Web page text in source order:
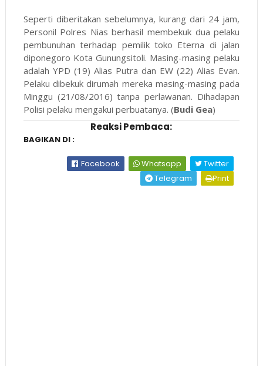
Seperti diberitakan sebelumnya, kurang dari 24 jam,
Personil Polres Nias berhasil membekuk dua pelaku
pembunuhan terhadap pemilik toko Eterna di jalan
diponegoro Kota Gunungsitoli. Masing-masing pelaku
adalah YPD (19) Alias Putra dan EW (22) Alias Evan.
Pelaku dibekuk dirumah mereka masing-masing pada
Minggu (21/08/2016) tanpa perlawanan. Dihadapan
Polisi pelaku mengakui perbuatanya. (Budi Gea)
Reaksi Pembaca:
BAGIKAN DI :
Facebook Whatsapp
Twitter
Telegram
Print